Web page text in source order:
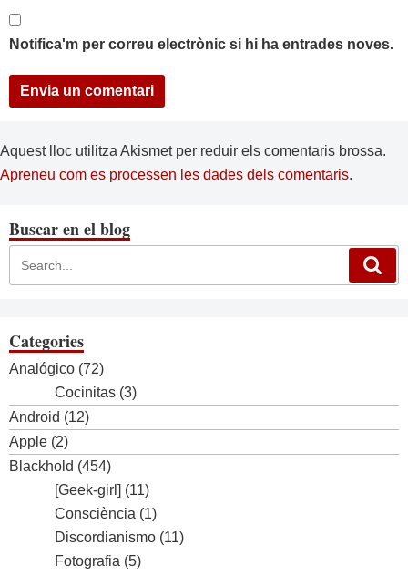
Notifica'm per correu electrònic si hi ha entrades noves.
Aquest lloc utilitza Akismet per reduir els comentaris brossa.
Apreneu com es processen les dades dels comentaris.
Buscar en el blog
Categories
Analógico (72)
Cocinitas (3)
Android (12)
Apple (2)
Blackhold (454)
[Geek-girl] (11)
Consciència (1)
Discordianismo (11)
Fotografia (5)